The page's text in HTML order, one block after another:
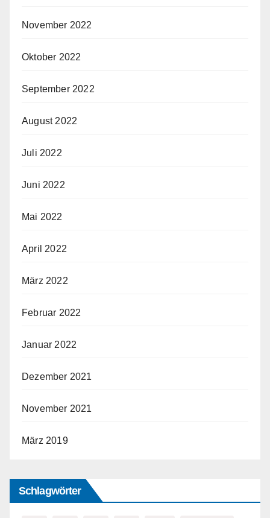
November 2022
Oktober 2022
September 2022
August 2022
Juli 2022
Juni 2022
Mai 2022
April 2022
März 2022
Februar 2022
Januar 2022
Dezember 2021
November 2021
März 2019
Schlagwörter